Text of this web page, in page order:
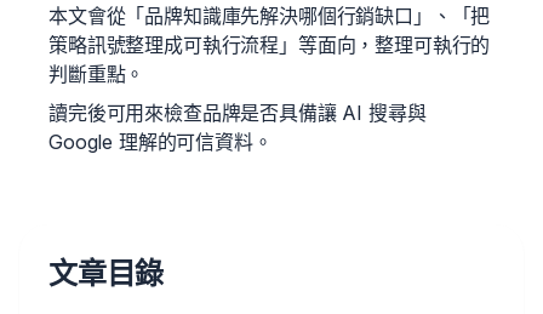
本文會從「品牌知識庫先解決哪個行銷缺口」、「把
策略訊號整理成可執行流程」等面向，整理可執行的
判斷重點。
讀完後可用來檢查品牌是否具備讓 AI 搜尋與
Google 理解的可信資料。
文章目錄